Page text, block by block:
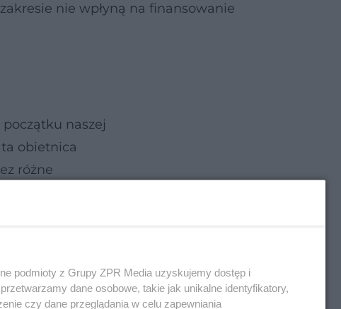
nie wpłyną na finansowanie
naszej
obietnica
różne
z budżetu
podmioty z Grupy ZPR Media uzyskujemy dostęp i
dane osobowe, takie jak unikalne identyfikatory,
czy dane przeglądania w celu zapewniania